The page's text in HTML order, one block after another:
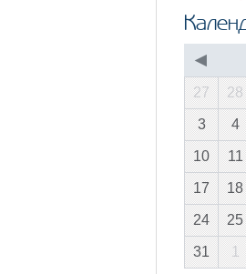
◀
27 28
3 4
10 11
17 18
24 25
31 1